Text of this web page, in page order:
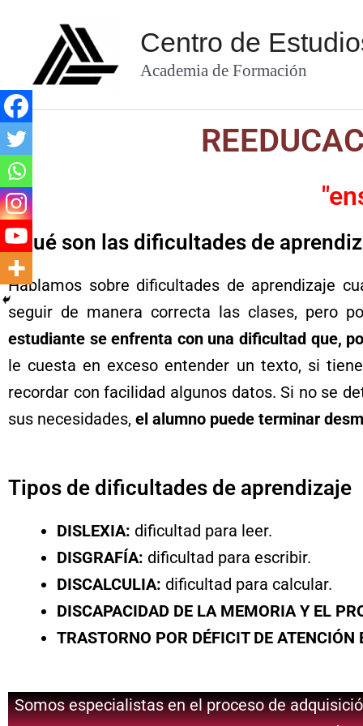
contenido
Centro de
Academia de Formación
¿Qué son las dificultades de
Hablamos sobre dificultades de aprendizaje
seguir de manera correcta las clases, pero
estudiante se enfrenta con una dificultad que,
le cuesta en exceso entender un texto, si
recordar con facilidad algunos datos. Si no se
sus necesidades, el alumno puede terminar
Tipos de dificultades de aprendizaje
DISLEXIA: dificultad para leer.
DISGRAFÍA: dificultad para escribir.
DISCALCULIA: dificultad para calcular.
DISCAPACIDAD DE LA MEMORIA Y EL
TRASTORNO POR DÉFICIT DE
Somos especialistas en el proceso de